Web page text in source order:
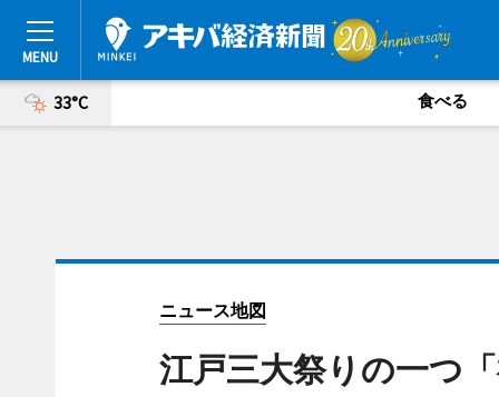
33°C 食べる
ニュース地図
江戸三大祭りの一つ